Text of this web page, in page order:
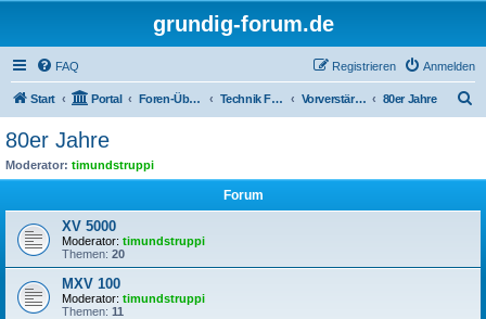
grundig-forum.de
FAQ Anmelden
Registrieren
Start Portal Foren-Übersicht Technik Foren Vorverstärker, Preceiver 80er Jahre
80er Jahre
Moderator: timundstruppi
Forum
XV 5000
Moderator: timundstruppi
Themen: 20
MXV 100
Moderator: timundstruppi
Themen: 11